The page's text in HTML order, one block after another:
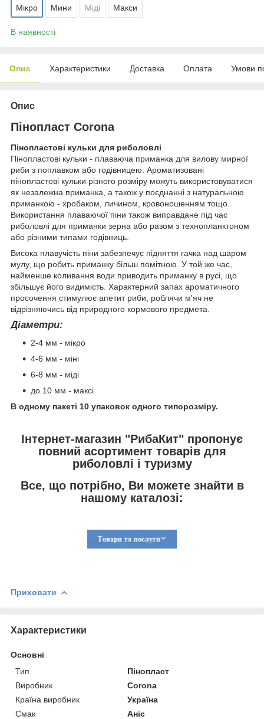
Мікро Мини Міді Макси
В наявності
Опис Характеристики Доставка Оплата Умови
Опис
Пінопласт Corona
Пінопластові кульки для риболовлі
Пінопластові кульки - плаваюча приманка для вилову мирної
риби з поплавком або годівницею. Ароматизовані
пінопластові кульки різного розміру можуть використовуватися
як незалежна приманка, а також у поєднанні з натуральною
приманкою - хробаком, личином, кровоношенням тощо.
Використання плаваючої піни також виправдане під час
риболовлі для приманки зерна або разом з технопланктоном
або різними типами годівниць.
Висока плавучість піни забезпечує підняття гачка над шаром
мулу, що робить приманку більш помітною. У той же час,
найменше коливання води приводить приманку в русі, що
збільшує його видимість. Характерний запах ароматичного
просочення стимулює апетит риби, роблячи м'яч не
відрізняючись від природного кормового предмета.
Діаметри:
2-4 мм - мікро
4-6 мм - міні
6-8 мм - міді
до 10 мм - максі
В одному пакеті 10 упаковок одного типорозміру.
Інтернет-магазин "РибаКит" пропонує
повний асортимент товарів для
риболовлі і туризму
Все, що потрібно, Ви можете знайти в
нашому каталозі:
Приховати
Характеристики
Основні
Тип
Пінопласт
Виробник
Corona
Країна виробник
Україна
Смак
Аніс